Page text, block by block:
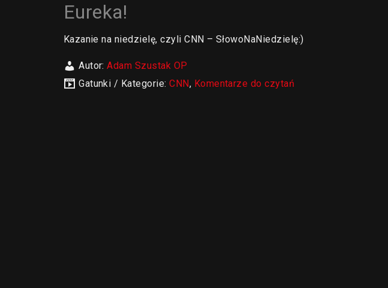
Eureka!
Kazanie na niedzielę, czyli CNN – SłowoNaNiedzielę:)
Autor:Adam Szustak OP
Gatunki / Kategorie:CNN, Komentarze do czytań